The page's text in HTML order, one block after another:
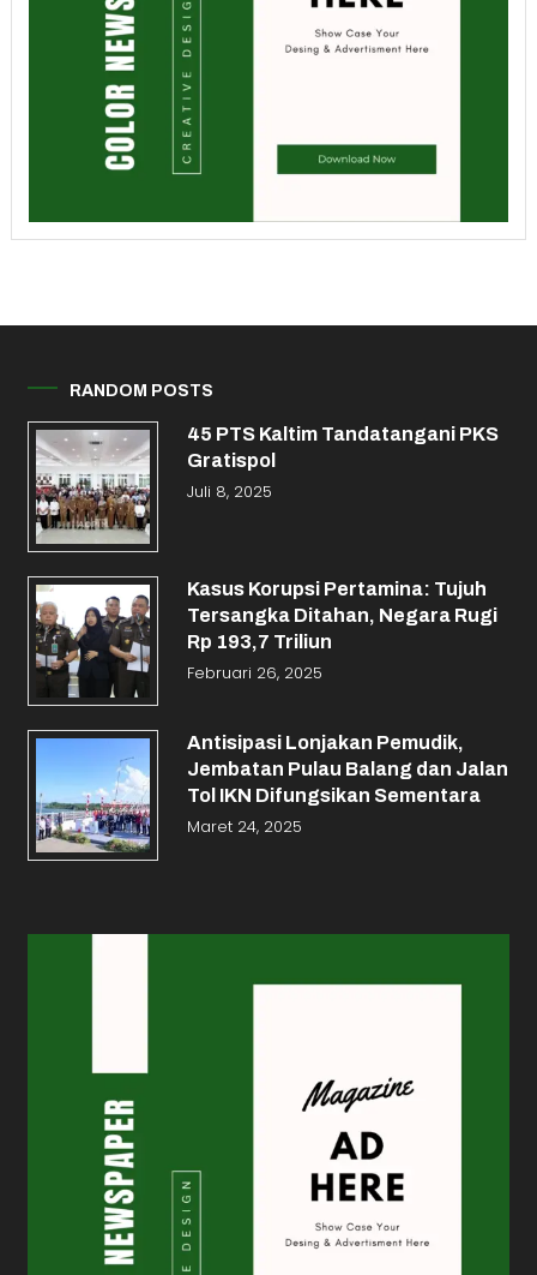
RANDOM POSTS
45 PTS Kaltim Tandatangani PKS
Gratispol
Juli 8, 2025
Kasus Korupsi Pertamina: Tujuh
Tersangka Ditahan, Negara Rugi
Rp 193,7 Triliun
Februari 26, 2025
Antisipasi Lonjakan Pemudik,
Jembatan Pulau Balang dan Jalan
Tol IKN Difungsikan Sementara
Maret 24, 2025